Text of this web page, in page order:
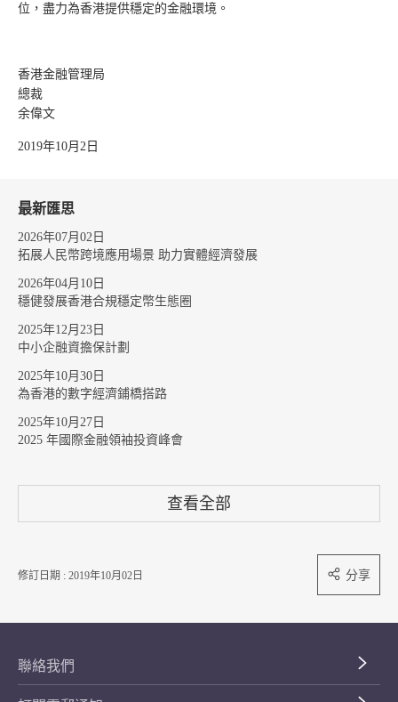
位，盡力為香港提供穩定的金融環境。
香港金融管理局
總裁
余偉文
2019年10月2日
最新匯思
2026年07月02日
拓展人民幣跨境應用場景 助力實體經濟發展
2026年04月10日
穩健發展香港合規穩定幣生態圈
2025年12月23日
中小企融資擔保計劃
2025年10月30日
為香港的數字經濟鋪橋搭路
2025年10月27日
2025 年國際金融領袖投資峰會
查看全部
修訂日期 : 2019年10月02日 分享
聯絡我們